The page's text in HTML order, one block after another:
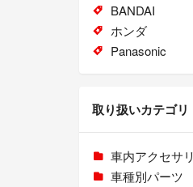
BANDAI
ホンダ
Panasonic
取り扱いカテゴリ
車内アクセサリ
車種別パーツ